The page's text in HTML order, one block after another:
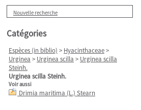
Nouvelle recherche
Catégories
Espèces (in biblio) > Hyacinthaceae>
Urginea > Urginea scilla > Urginea scilla
Steinh.
Urginea scilla Steinh.
Voir aussi
Drimia maritima (L.) Stearn